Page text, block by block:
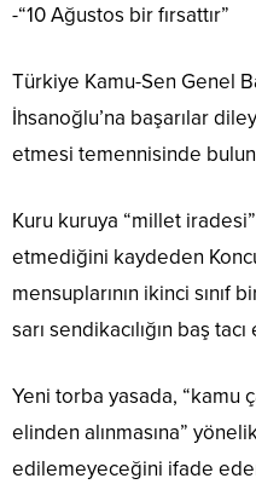
-“10 Ağustos bir fırsattır”
Türkiye Kamu-Sen Genel
İhsanoğlu’na başarılar
etmesi temennisinde
Kuru kuruya “millet
etmediğini kaydeden
mensuplarının ikinci sınıf
sarı sendikacılığın baş
Yeni torba yasada, “kamu
elinden alınmasına”
edilemeyeceğini ifade